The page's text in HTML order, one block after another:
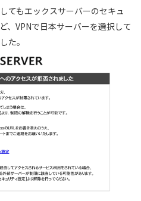
てもエックスサーバーのセキュ
、VPNで日本サーバーを選択して
た。